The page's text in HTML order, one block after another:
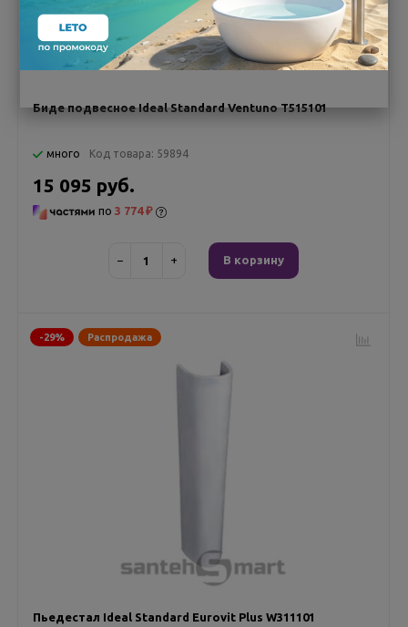
Биде подвесное Ideal Standard Ventuno Т515101
много Код товара: 59894
15 095 руб.
по 3 774 ₽
− + В корзину
-29% Распродажа
Пьедестал Ideal Standard Eurovit Plus W311101